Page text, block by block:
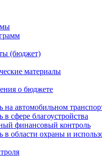
(бюджет)
материалы
о бюджете
автомобильном
сфере благоустройства
финансовый контроль
области охраны и